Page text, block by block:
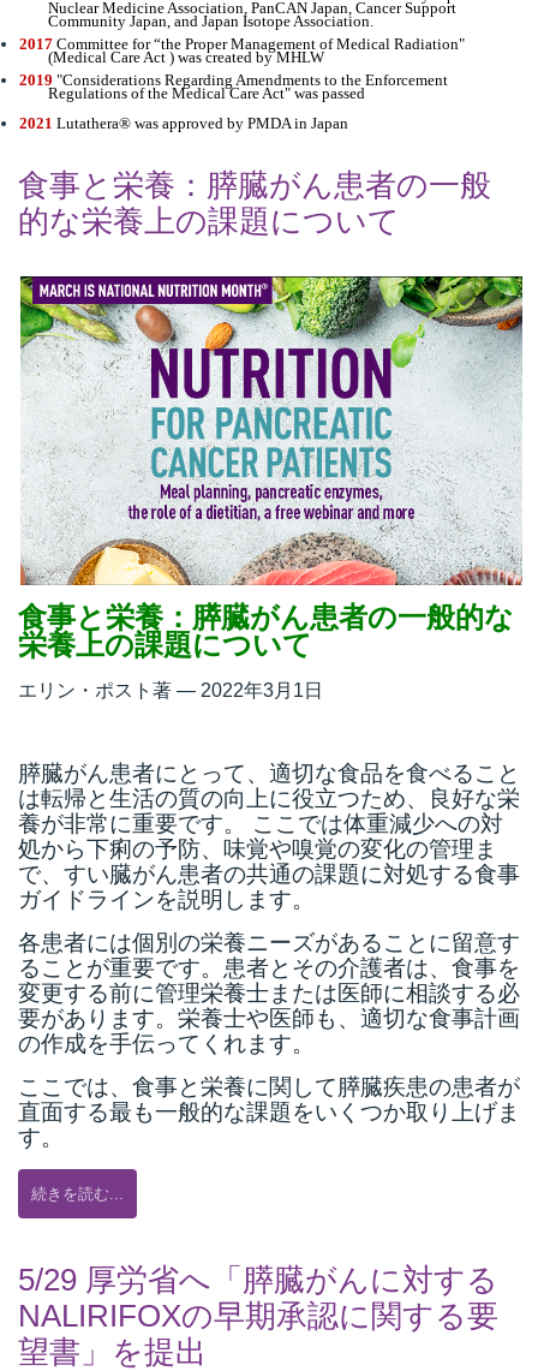
Nuclear Medicine Association, PanCAN Japan, Cancer Support
Community Japan, and Japan Isotope Association.
2017 Committee for “the Proper Management of Medical Radiation"
(Medical Care Act ) was created by MHLW
2019 "Considerations Regarding Amendments to the Enforcement
Regulations of the Medical Care Act" was passed
2021 Lutathera® was approved by PMDA in Japan
食事と栄養：膵臓がん患者の一般
的な栄養上の課題について
食事と栄養：膵臓がん患者の一般的な
栄養上の課題について
エリン・ポスト著 — 2022年3月1日
膵臓がん患者にとって、適切な食品を食べること
は転帰と生活の質の向上に役立つため、良好な栄
養が非常に重要です。 ここでは体重減少への対
処から下痢の予防、味覚や嗅覚の変化の管理ま
で、すい臓がん患者の共通の課題に対処する食事
ガイドラインを説明します。
各患者には個別の栄養ニーズがあることに留意す
ることが重要です。患者とその介護者は、食事を
変更する前に管理栄養士または医師に相談する必
要があります。栄養士や医師も、適切な食事計画
の作成を手伝ってくれます。
ここでは、食事と栄養に関して膵臓疾患の患者が
直面する最も一般的な課題をいくつか取り上げま
す。
続きを読む...
5/29 厚労省へ「膵臓がんに対する
NALIRIFOXの早期承認に関する要
望書」を提出